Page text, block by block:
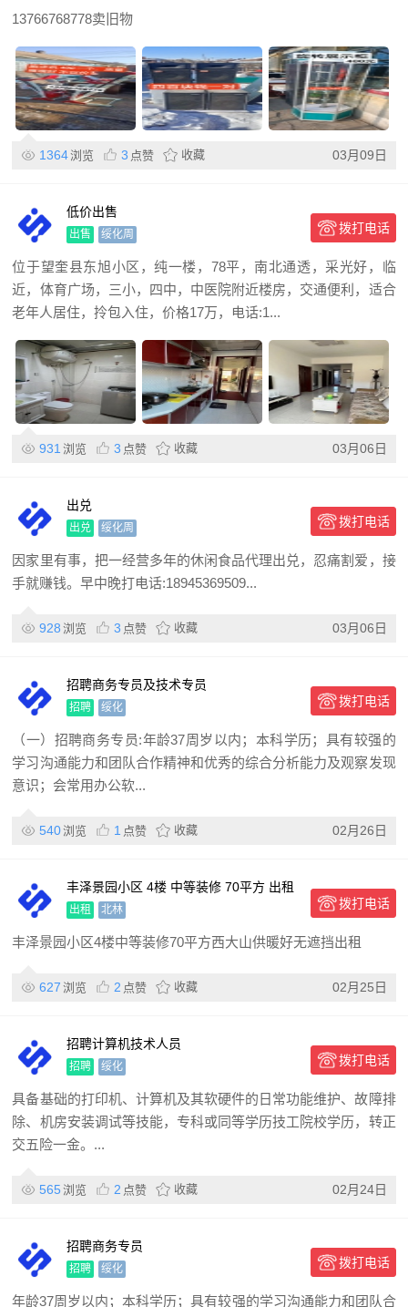
13766768778卖旧物
1364浏览 3 点赞 收藏 03月09日
低价出售
出售 绥化周 拨打电话
位于望奎县东旭小区，纯一楼，78平，南北通透，采光好，临
近，体育广场，三小，四中，中医院附近楼房，交通便利，适合
老年人居住，拎包入住，价格17万，电话:1...
931 浏览 3 点赞 收藏 03月06日
出兑
出兑 绥化周 拨打电话
因家里有事，把一经营多年的休闲食品代理出兑，忍痛割爱，接
手就赚钱。早中晚打电话:18945369509...
928 浏览 3 点赞 收藏 03月06日
招聘商务专员及技术专员
招聘 绥化 拨打电话
（一）招聘商务专员:年龄37周岁以内；本科学历；具有较强的
学习沟通能力和团队合作精神和优秀的综合分析能力及观察发现
意识；会常用办公软...
540浏览 1 点赞 收藏 02月26日
丰泽景园小区 4楼 中等装修 70平方 出租
出租 北林 拨打电话
丰泽景园小区4楼中等装修70平方西大山供暖好无遮挡出租
627 浏览 2 点赞 收藏 02月25日
招聘计算机技术人员
招聘 绥化 拨打电话
具备基础的打印机、计算机及其软硬件的日常功能维护、故障排
除、机房安装调试等技能，专科或同等学历技工院校学历，转正
交五险一金。...
565 浏览 2 点赞 收藏 02月24日
招聘商务专员
招聘 绥化 拨打电话
年龄37周岁以内；本科学历；具有较强的学习沟通能力和团队合